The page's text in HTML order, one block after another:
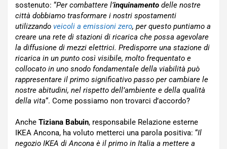
sostenuto: “Per combattere l’inquinamento delle nostre
città dobbiamo trasformare i nostri spostamenti
utilizzando veicoli a emissioni zero, per questo puntiamo a
creare una rete di stazioni di ricarica che possa agevolare
la diffusione di mezzi elettrici. Predisporre una stazione di
ricarica in un punto così visibile, molto frequentato e
collocato in uno snodo fondamentale della viabilità può
rappresentare il primo significativo passo per cambiare le
nostre abitudini, nel rispetto dell’ambiente e della qualità
della vita“. Come possiamo non trovarci d’accordo?
Anche Tiziana Babuin, responsabile Relazione esterne
IKEA Ancona, ha voluto metterci una parola positiva: “Il
negozio IKEA di Ancona è il primo in Italia a mettere a